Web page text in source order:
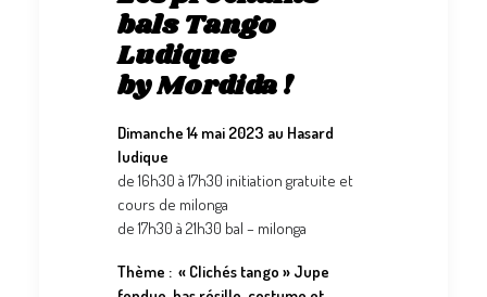
bals Tango
Ludique
by Mordida !
Dimanche 14 mai 2023 au Hasard
ludique
de 16h30 à 17h30 initiation gratuite et
cours de milonga
de 17h30 à 21h30 bal – milonga
Thème : « Clichés tango » Jupe